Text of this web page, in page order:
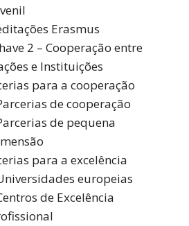
Erasmus
2 – Cooperação entre
e Instituições
para a cooperação
de cooperação
de pequena
para a excelência
europeias
de Excelência